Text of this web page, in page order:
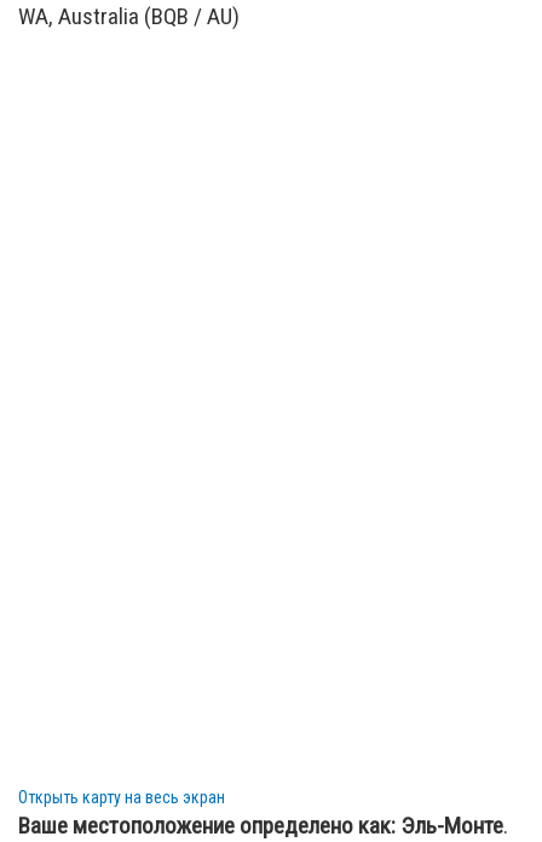
WA, Australia (BQB / AU)
Открыть карту на весь экран
Ваше местоположение определено как: Эль-Монте.